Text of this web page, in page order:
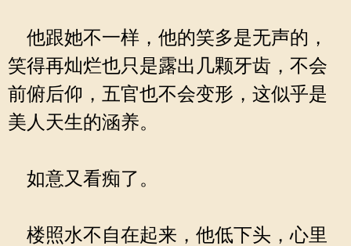
他跟她不一样，他的笑多是无声的，
笑得再灿烂也只是露出几颗牙齿，不会
前俯后仰，五官也不会变形，这似乎是
美人天生的涵养。
如意又看痴了。
楼照水不自在起来，他低下头，心里